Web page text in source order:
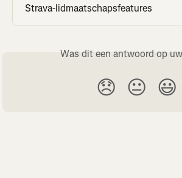
Strava-lidmaatschapsfeatures
Was dit een antwoord op
😞 😐 😃